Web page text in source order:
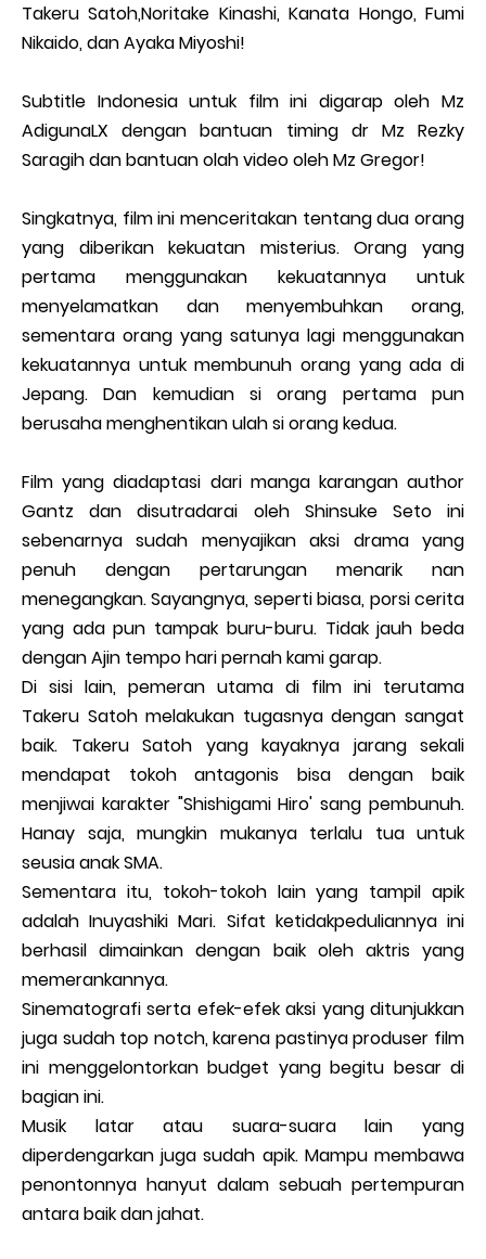
Takeru Satoh,Noritake Kinashi, Kanata Hongo, Fumi
Nikaido, dan Ayaka Miyoshi!
Subtitle Indonesia untuk film ini digarap oleh Mz
AdigunaLX dengan bantuan timing dr Mz Rezky
Saragih dan bantuan olah video oleh Mz Gregor!
Singkatnya, film ini menceritakan tentang dua orang
yang diberikan kekuatan misterius. Orang yang
pertama menggunakan kekuatannya untuk
menyelamatkan dan menyembuhkan orang,
sementara orang yang satunya lagi menggunakan
kekuatannya untuk membunuh orang yang ada di
Jepang. Dan kemudian si orang pertama pun
berusaha menghentikan ulah si orang kedua.
Film yang diadaptasi dari manga karangan author
Gantz dan disutradarai oleh Shinsuke Seto ini
sebenarnya sudah menyajikan aksi drama yang
penuh dengan pertarungan menarik nan
menegangkan. Sayangnya, seperti biasa, porsi cerita
yang ada pun tampak buru-buru. Tidak jauh beda
dengan Ajin tempo hari pernah kami garap.
Di sisi lain, pemeran utama di film ini terutama
Takeru Satoh melakukan tugasnya dengan sangat
baik. Takeru Satoh yang kayaknya jarang sekali
mendapat tokoh antagonis bisa dengan baik
menjiwai karakter "Shishigami Hiro' sang pembunuh.
Hanay saja, mungkin mukanya terlalu tua untuk
seusia anak SMA.
Sementara itu, tokoh-tokoh lain yang tampil apik
adalah Inuyashiki Mari. Sifat ketidakpeduliannya ini
berhasil dimainkan dengan baik oleh aktris yang
memerankannya.
Sinematografi serta efek-efek aksi yang ditunjukkan
juga sudah top notch, karena pastinya produser film
ini menggelontorkan budget yang begitu besar di
bagian ini.
Musik latar atau suara-suara lain yang
diperdengarkan juga sudah apik. Mampu membawa
penontonnya hanyut dalam sebuah pertempuran
antara baik dan jahat.